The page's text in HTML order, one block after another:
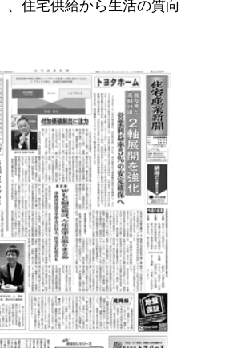
、住宅供給から生活の質向